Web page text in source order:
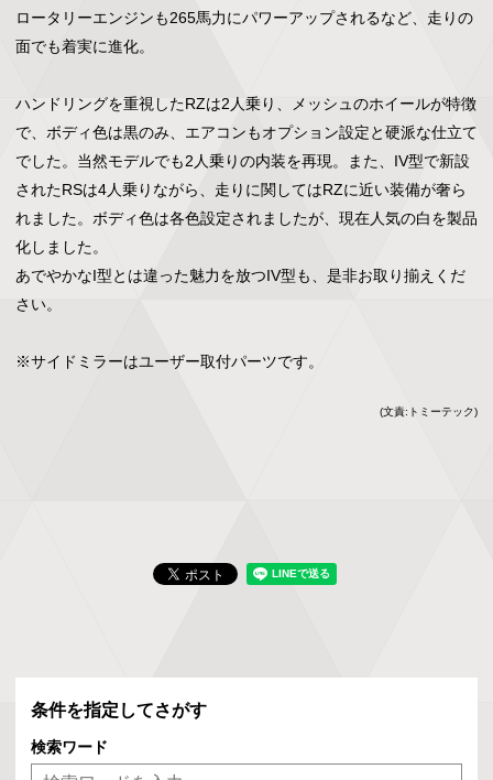
ロータリーエンジンも265馬力にパワーアップされるなど、走りの
面でも着実に進化。
ハンドリングを重視したRZは2人乗り、メッシュのホイールが特徴
で、ボディ色は黒のみ、エアコンもオプション設定と硬派な仕立て
でした。当然モデルでも2人乗りの内装を再現。また、IV型で新設
されたRSは4人乗りながら、走りに関してはRZに近い装備が奢ら
れました。ボディ色は各色設定されましたが、現在人気の白を製品
化しました。
あでやかなI型とは違った魅力を放つIV型も、是非お取り揃えくだ
さい。
※サイドミラーはユーザー取付パーツです。
(文責:トミーテック)
条件を指定してさがす
検索ワード